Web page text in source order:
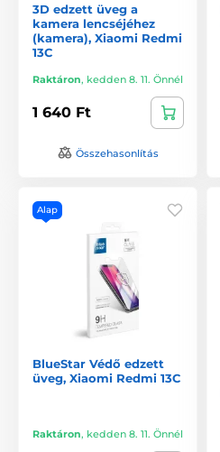
3D edzett üveg a
kamera lencséjéhez
(kamera), Xiaomi Redmi
13C
Raktáron, kedden 8. 11. Önnél
1 640 Ft
Összehasonlítás
Alap
BlueStar Védő edzett
üveg, Xiaomi Redmi 13C
Raktáron, kedden 8. 11. Önnél